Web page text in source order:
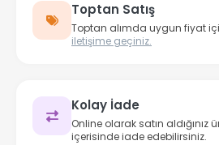
Toptan Satış
Toptan alımda uygun fiyat
iletişime geçiniz.
Kolay İade
Online olarak satın aldığınız
içerisinde iade edebilirsiniz.